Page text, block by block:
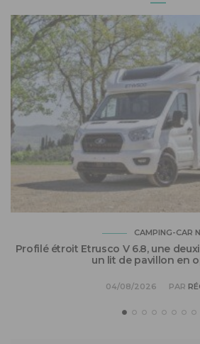
CAMPING-CAR
Profilé étroit Etrusco V 6.8, une
un lit de pavillon en
04/08/2026 PAR